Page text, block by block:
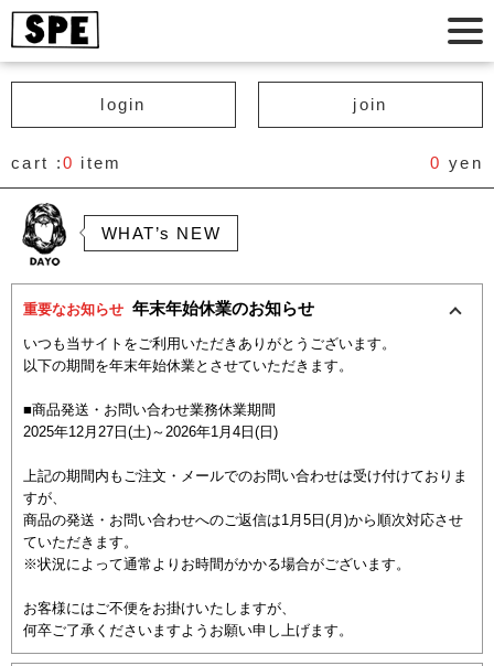
login join
cart :0 item 0 yen
WHAT’s NEW
重要なお知らせ 年末年始休業のお知らせ
いつも当サイトをご利用いただきありがとうございます。
以下の期間を年末年始休業とさせていただきます。
■商品発送・お問い合わせ業務休業期間
2025年12月27日(土)～2026年1月4日(日)
上記の期間内もご注文・メールでのお問い合わせは受け付けておりま
すが、
商品の発送・お問い合わせへのご返信は1月5日(月)から順次対応させ
ていただきます。
※状況によって通常よりお時間がかかる場合がございます。
お客様にはご不便をお掛けいたしますが、
何卒ご了承くださいますようお願い申し上げます。